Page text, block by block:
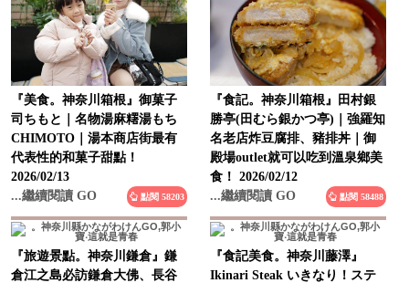
『美食。神奈川箱根』御菓子
司ちもと｜名物湯麻糬湯もち
CHIMOTO｜湯本商店街最有
代表性的和菓子甜點！
2026/02/13
...繼續閱讀 GO
點閱 58203
『食記。神奈川箱根』田村銀
勝亭(田むら銀かつ亭)｜強羅知
名老店炸豆腐排、豬排丼｜御
殿場outlet就可以吃到溫泉鄉美
食！ 2026/02/12
...繼續閱讀 GO
點閱 58488
『旅遊景點。神奈川鎌倉』鎌
倉江之島必訪鎌倉大佛、長谷
寺｜一日江電輕旅行！
『食記美食。神奈川藤澤』
Ikinari Steak いきなり！ステ
ーキ｜以克計價的連鎖牛排館